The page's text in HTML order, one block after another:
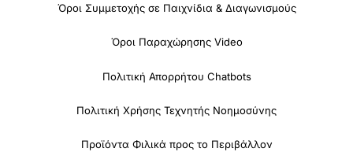
Όροι Συμμετοχής σε Παιχνίδια & Διαγωνισμούς
Όροι Παραχώρησης Video
Πολιτική Απορρήτου Chatbots
Πολιτική Χρήσης Τεχνητής Νοημοσύνης
Προϊόντα Φιλικά προς το Περιβάλλον